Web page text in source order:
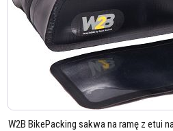
W2B BikePacking sakwa na ramę z etui